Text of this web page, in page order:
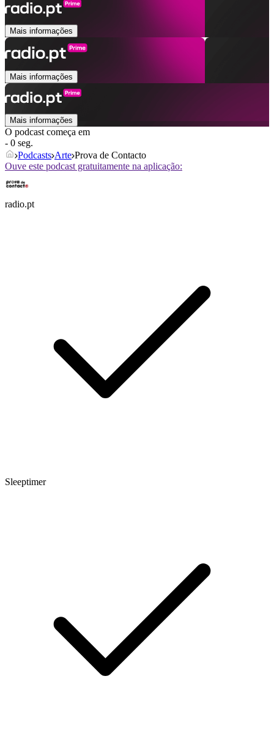
Mais informações
Mais informações
Mais informações
O podcast começa em
- 0 seg.
Podcasts Arte Prova de Contacto
Ouve este podcast gratuitamente na aplicação:
radio.pt
Sleeptimer